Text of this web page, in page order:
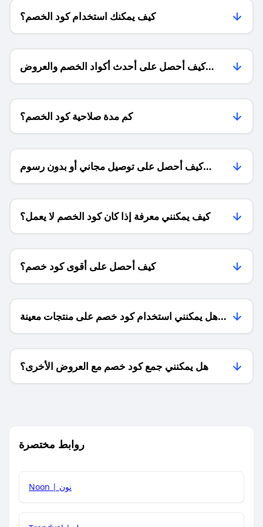
كيف يمكنك استخدام كود الخصم؟
كيف أحصل على أحدث أكواد الخصم والعروض
للمتاجر؟
كم مدة صلاحية كود الخصم؟
كيف أحصل على توصيل مجاني أو بدون رسوم
الشحن ؟
كيف يمكنني معرفة إذا كان كود الخصم لا يعمل؟
كيف أحصل على أقوى كود خصم؟
هل يمكنني استخدام كود خصم على منتجات معينة
فقط؟
هل يمكنني جمع كود خصم مع العروض الأخرى؟
روابط مختصرة
Noon | نون